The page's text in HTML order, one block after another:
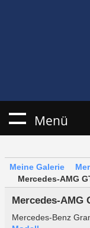
Menü
Meine Galerie
Mercedes-AMG
Mercedes-AMG
Mercedes-Benz